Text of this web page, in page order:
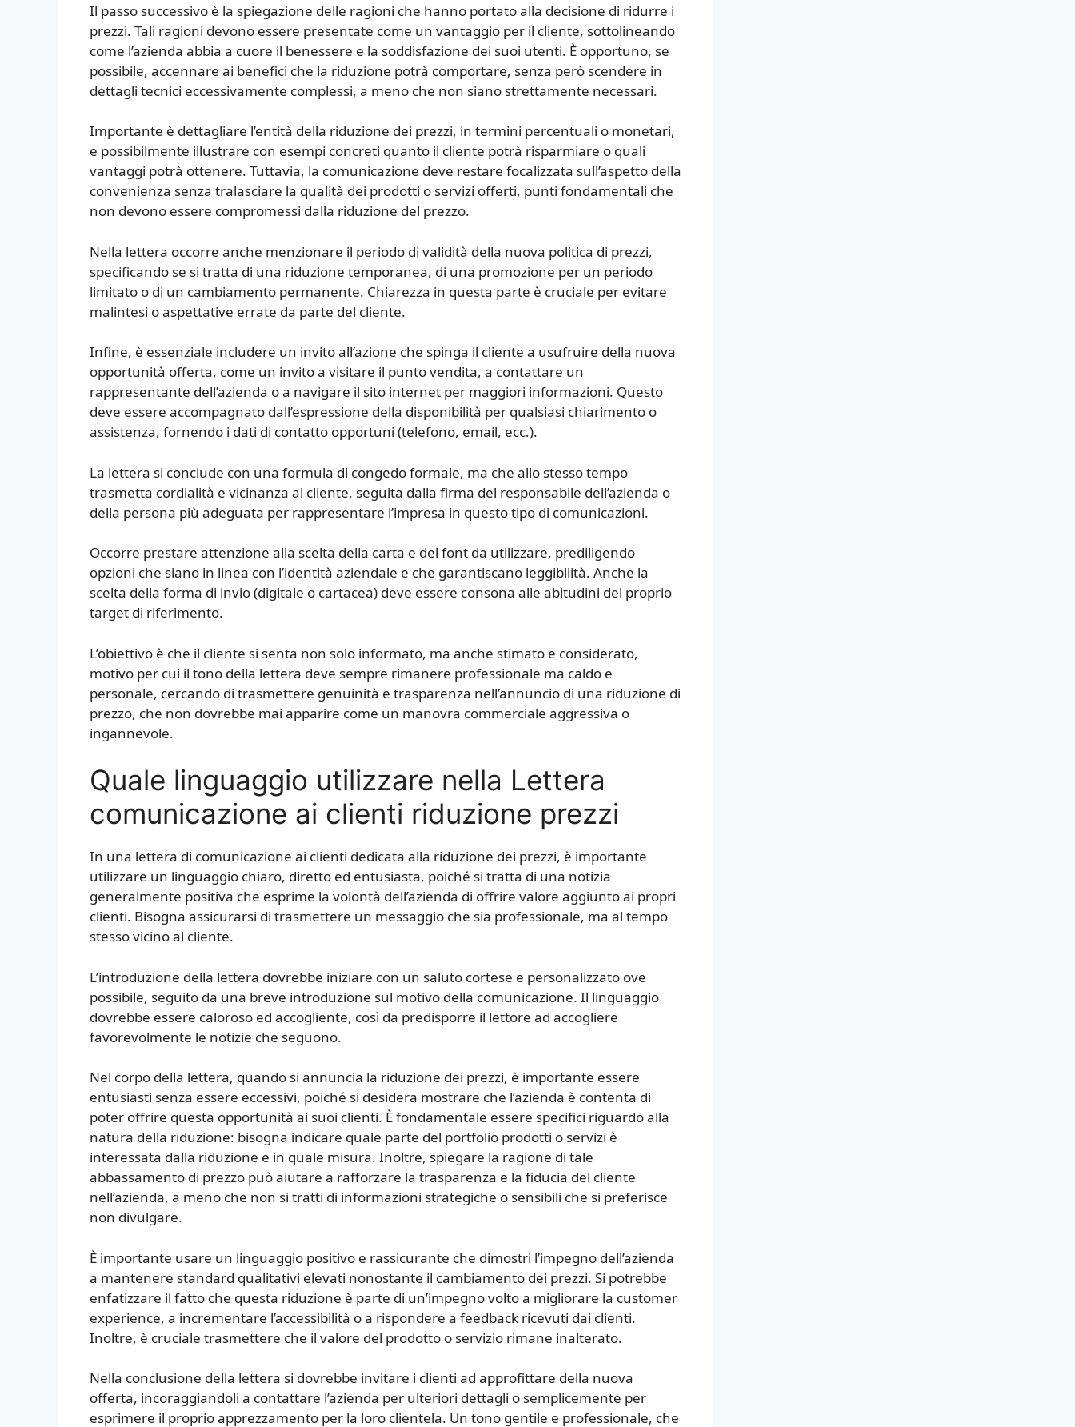
Il passo successivo è la spiegazione delle ragioni che hanno portato alla decisione di ridurre i
prezzi. Tali ragioni devono essere presentate come un vantaggio per il cliente, sottolineando
come l’azienda abbia a cuore il benessere e la soddisfazione dei suoi utenti. È opportuno, se
possibile, accennare ai benefici che la riduzione potrà comportare, senza però scendere in
dettagli tecnici eccessivamente complessi, a meno che non siano strettamente necessari.
Importante è dettagliare l’entità della riduzione dei prezzi, in termini percentuali o monetari,
e possibilmente illustrare con esempi concreti quanto il cliente potrà risparmiare o quali
vantaggi potrà ottenere. Tuttavia, la comunicazione deve restare focalizzata sull’aspetto della
convenienza senza tralasciare la qualità dei prodotti o servizi offerti, punti fondamentali che
non devono essere compromessi dalla riduzione del prezzo.
Nella lettera occorre anche menzionare il periodo di validità della nuova politica di prezzi,
specificando se si tratta di una riduzione temporanea, di una promozione per un periodo
limitato o di un cambiamento permanente. Chiarezza in questa parte è cruciale per evitare
malintesi o aspettative errate da parte del cliente.
Infine, è essenziale includere un invito all’azione che spinga il cliente a usufruire della nuova
opportunità offerta, come un invito a visitare il punto vendita, a contattare un
rappresentante dell’azienda o a navigare il sito internet per maggiori informazioni. Questo
deve essere accompagnato dall’espressione della disponibilità per qualsiasi chiarimento o
assistenza, fornendo i dati di contatto opportuni (telefono, email, ecc.).
La lettera si conclude con una formula di congedo formale, ma che allo stesso tempo
trasmetta cordialità e vicinanza al cliente, seguita dalla firma del responsabile dell’azienda o
della persona più adeguata per rappresentare l’impresa in questo tipo di comunicazioni.
Occorre prestare attenzione alla scelta della carta e del font da utilizzare, prediligendo
opzioni che siano in linea con l’identità aziendale e che garantiscano leggibilità. Anche la
scelta della forma di invio (digitale o cartacea) deve essere consona alle abitudini del proprio
target di riferimento.
L’obiettivo è che il cliente si senta non solo informato, ma anche stimato e considerato,
motivo per cui il tono della lettera deve sempre rimanere professionale ma caldo e
personale, cercando di trasmettere genuinità e trasparenza nell’annuncio di una riduzione di
prezzo, che non dovrebbe mai apparire come un manovra commerciale aggressiva o
ingannevole.
Quale linguaggio utilizzare nella Lettera
comunicazione ai clienti riduzione prezzi
In una lettera di comunicazione ai clienti dedicata alla riduzione dei prezzi, è importante
utilizzare un linguaggio chiaro, diretto ed entusiasta, poiché si tratta di una notizia
generalmente positiva che esprime la volontà dell’azienda di offrire valore aggiunto ai propri
clienti. Bisogna assicurarsi di trasmettere un messaggio che sia professionale, ma al tempo
stesso vicino al cliente.
L’introduzione della lettera dovrebbe iniziare con un saluto cortese e personalizzato ove
possibile, seguito da una breve introduzione sul motivo della comunicazione. Il linguaggio
dovrebbe essere caloroso ed accogliente, così da predisporre il lettore ad accogliere
favorevolmente le notizie che seguono.
Nel corpo della lettera, quando si annuncia la riduzione dei prezzi, è importante essere
entusiasti senza essere eccessivi, poiché si desidera mostrare che l’azienda è contenta di
poter offrire questa opportunità ai suoi clienti. È fondamentale essere specifici riguardo alla
natura della riduzione: bisogna indicare quale parte del portfolio prodotti o servizi è
interessata dalla riduzione e in quale misura. Inoltre, spiegare la ragione di tale
abbassamento di prezzo può aiutare a rafforzare la trasparenza e la fiducia del cliente
nell’azienda, a meno che non si tratti di informazioni strategiche o sensibili che si preferisce
non divulgare.
È importante usare un linguaggio positivo e rassicurante che dimostri l’impegno dell’azienda
a mantenere standard qualitativi elevati nonostante il cambiamento dei prezzi. Si potrebbe
enfatizzare il fatto che questa riduzione è parte di un’impegno volto a migliorare la customer
experience, a incrementare l’accessibilità o a rispondere a feedback ricevuti dai clienti.
Inoltre, è cruciale trasmettere che il valore del prodotto o servizio rimane inalterato.
Nella conclusione della lettera si dovrebbe invitare i clienti ad approfittare della nuova
offerta, incoraggiandoli a contattare l’azienda per ulteriori dettagli o semplicemente per
esprimere il proprio apprezzamento per la loro clientela. Un tono gentile e professionale, che